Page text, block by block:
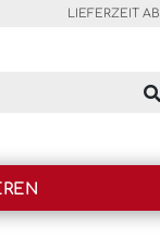
LIEFERZEIT